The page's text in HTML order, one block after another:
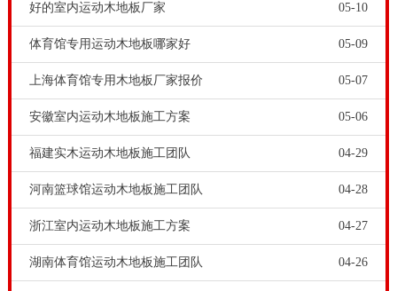
好的室内运动木地板厂家 05-10
体育馆专用运动木地板哪家好 05-09
上海体育馆专用木地板厂家报价 05-07
安徽室内运动木地板施工方案 05-06
福建实木运动木地板施工团队 04-29
河南篮球馆运动木地板施工团队 04-28
浙江室内运动木地板施工方案 04-27
湖南体育馆运动木地板施工团队 04-26